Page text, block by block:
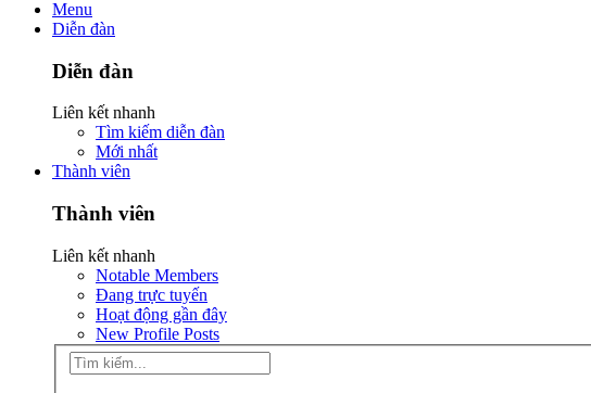
Menu
Diễn đàn
Diễn đàn
Liên kết nhanh
Tìm kiếm diễn đàn
Mới nhất
Thành viên
Thành viên
Liên kết nhanh
Notable Members
Đang trực tuyến
Hoạt động gần đây
New Profile Posts